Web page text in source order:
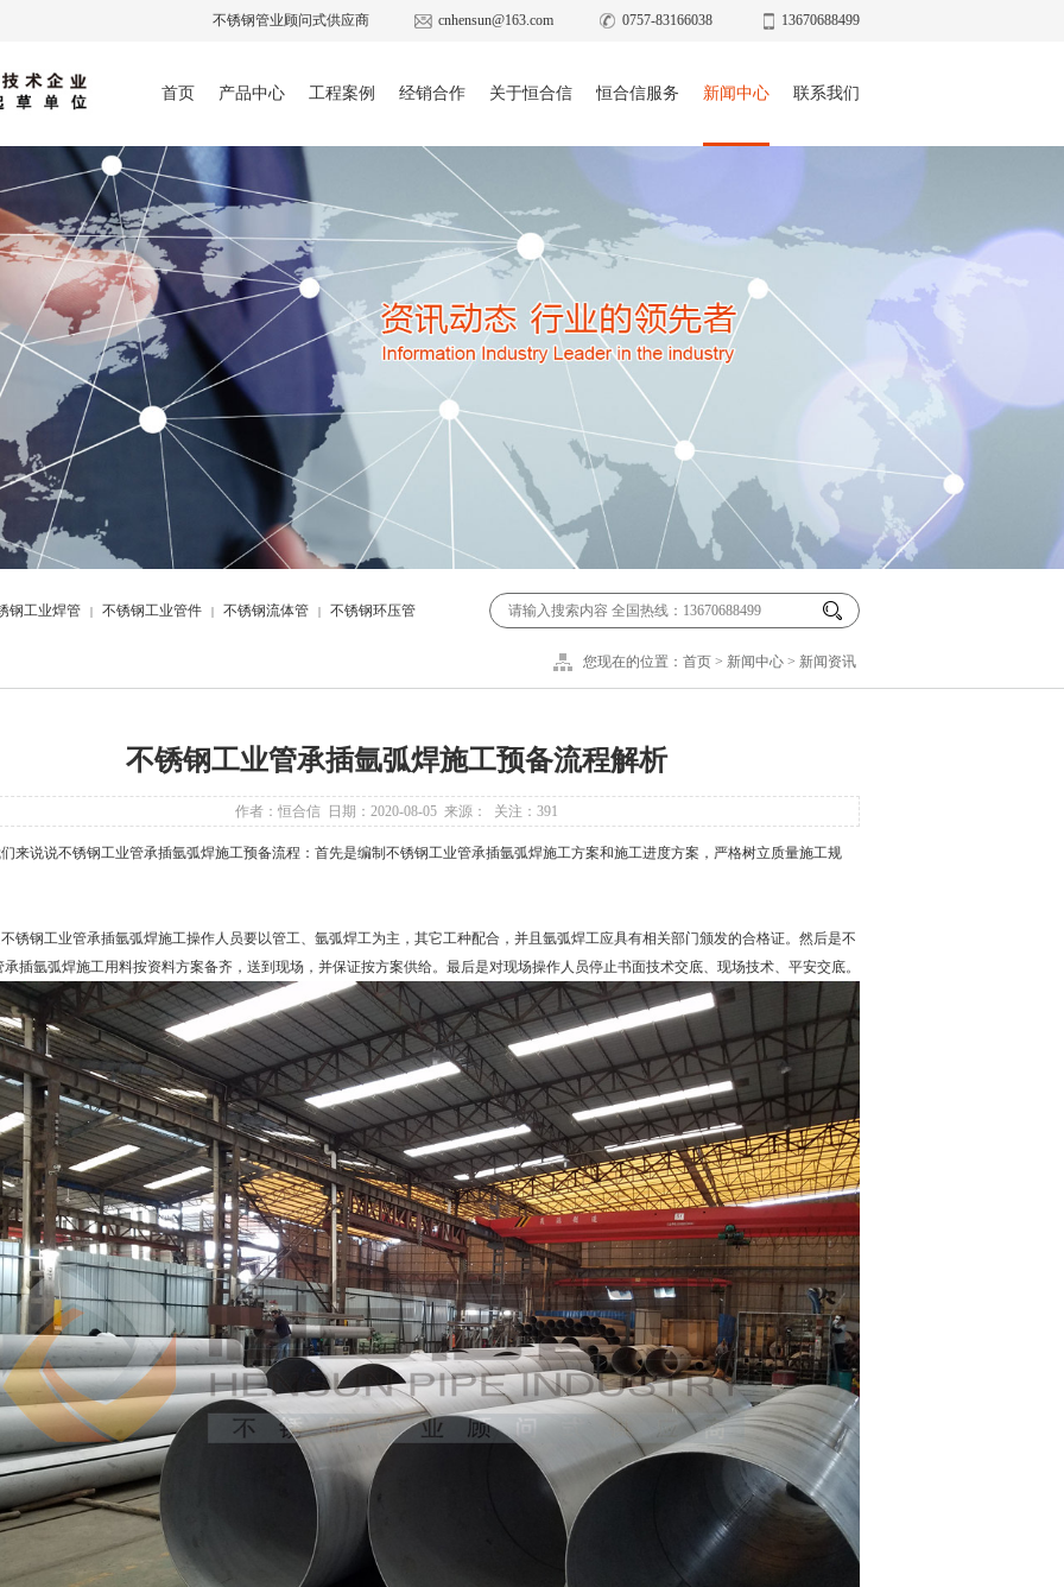
不锈钢管业顾问式供应商 cnhensun@163.com 0757-83166038 13670688499
首页 产品中心 工程案例 经销合作 关于恒合信 恒合信服务 新闻中心 联系我们
钢工业焊管 | 不锈钢工业管件 | 不锈钢流体管 | 不锈钢环压管
您现在的位置： 首页 > 新闻中心 > 新闻资讯
不锈钢工业管承插氩弧焊施工预备流程解析
作者：恒合信 日期：2020-08-05 来源： 关注： 391
来说说不锈钢工业管承插氩弧焊施工预备流程：首先是编制 不锈钢工业管承插氩弧焊施工方案和施工进度方案，严格树立质量施工规
不锈钢工业管承插氩弧焊施工操作人员要以管工、氩弧焊工为主，其它工种配合，并且氩弧焊工应具有相关部门颁发的合格证。然后是不
承插氩弧焊施工用料按资料方案备齐，送到现场，并保证按方案供给。最后是对现场操作人员停止书面技术交底、现场技术、平安交底。